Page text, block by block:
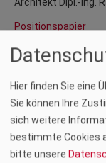
Hier finden Sie eine
Sie können Ihre
sich weitere
bestimmte Cookies
bitte unsere
Positionspapier
Ressort
Mitglieder
Architekt Dipl.-Ing.
Architekt Dipl.-Ing.
Dipl.-Ing. Josef
Dipl.-Ing. Herbert